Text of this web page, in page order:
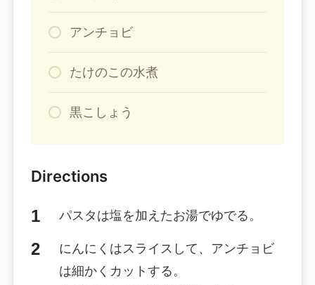
アンチョビ
たけのこの水煮
黒こしょう
Directions
パスタは塩を加えたお湯でゆでる。
にんにくはスライスして、アンチョビ
は細かくカットする。